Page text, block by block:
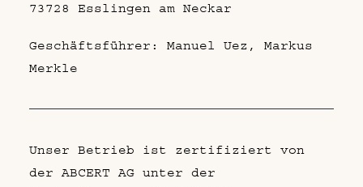
73728 Esslingen am Neckar
Geschäftsführer: Manuel Uez, Markus
Merkle
Unser Betrieb ist zertifiziert von
der ABCERT AG unter der